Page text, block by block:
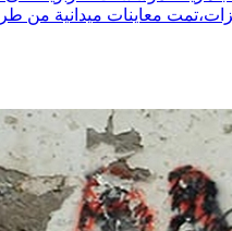
معاينات ميدانية من